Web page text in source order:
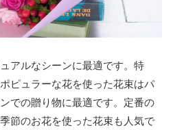
アルなシーンに最適です。特
ピュラーな花を使った花束はパ
での贈り物に最適です。定番の
節のお花を使った花束も人気で